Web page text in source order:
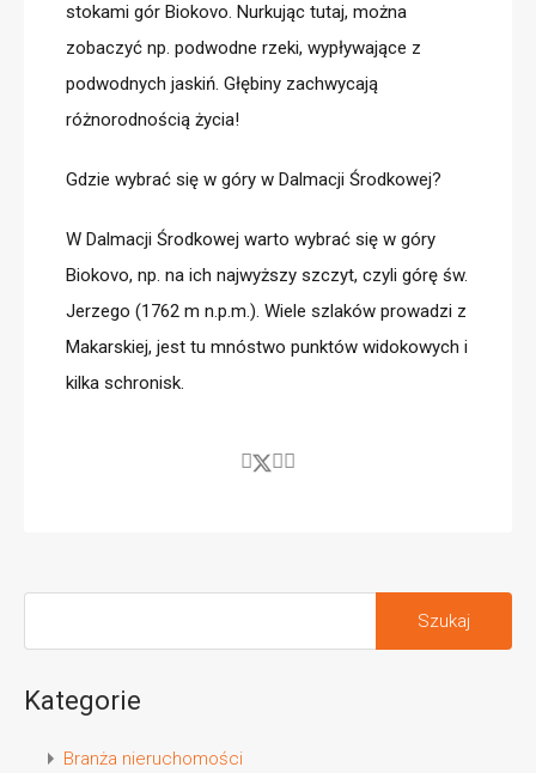
stokami gór Biokovo. Nurkując tutaj, można
zobaczyć np. podwodne rzeki, wypływające z
podwodnych jaskiń. Głębiny zachwycają
różnorodnością życia!
Gdzie wybrać się w góry w Dalmacji Środkowej?
W Dalmacji Środkowej warto wybrać się w góry
Biokovo, np. na ich najwyższy szczyt, czyli górę św.
Jerzego (1762 m n.p.m.). Wiele szlaków prowadzi z
Makarskiej, jest tu mnóstwo punktów widokowych i
kilka schronisk.
Kategorie
Branża nieruchomości